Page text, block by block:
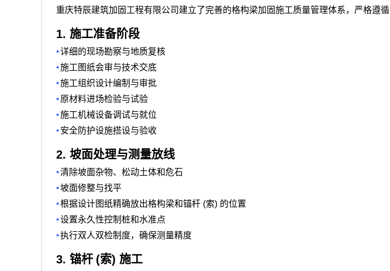
重庆特辰建筑加固工程有限公司 建立了完善的格构梁加固施工质量管理体系，严格遵循
1. 施工准备阶段
•详细的现场勘察与地质复核
•施工图纸会审与技术交底
•施工组织设计编制与审批
•原材料进场检验与试验
•施工机械设备调试与就位
•安全防护设施搭设与验收
2. 坡面处理与测量放线
•清除坡面杂物、松动土体和危石
•坡面修整与找平
•根据设计图纸精确放出格构梁和锚杆 (索) 的位置
•设置永久性控制桩和水准点
•执行双人双检制度，确保测量精度
3. 锚杆 (索) 施工